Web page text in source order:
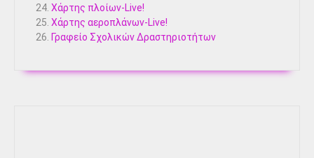
Χάρτης πλοίων-Live!
Χάρτης αεροπλάνων-Live!
Γραφείο Σχολικών Δραστηριοτήτων